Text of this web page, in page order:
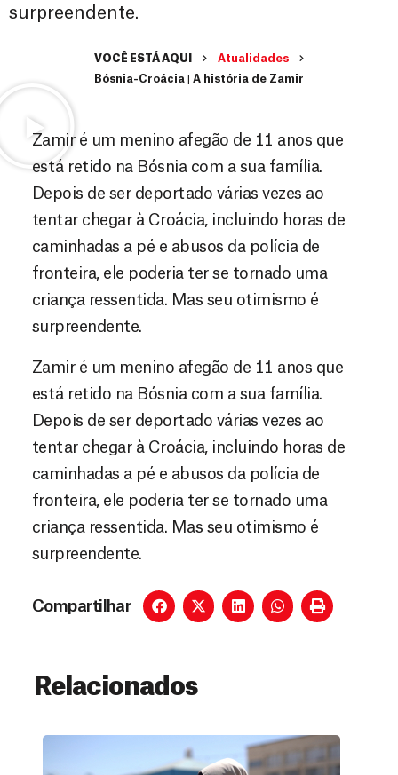
surpreendente.
VOCÊ ESTÁ AQUI
Atualidades
Bósnia-Croácia | A história de Zamir
Zamir é um menino afegão de 11 anos que
está retido na Bósnia com a sua família.
Depois de ser deportado várias vezes ao
tentar chegar à Croácia, incluindo horas de
caminhadas a pé e abusos da polícia de
fronteira, ele poderia ter se tornado uma
criança ressentida. Mas seu otimismo é
surpreendente.
Zamir é um menino afegão de 11 anos que
está retido na Bósnia com a sua família.
Depois de ser deportado várias vezes ao
tentar chegar à Croácia, incluindo horas de
caminhadas a pé e abusos da polícia de
fronteira, ele poderia ter se tornado uma
criança ressentida. Mas seu otimismo é
surpreendente.
Compartilhar
Relacionados